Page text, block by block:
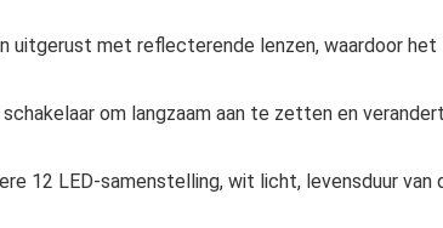
uitgerust met reflecterende lenzen, waardoor het
om langzaam aan te zetten en
12 LED-samenstelling, wit licht, levensduur van